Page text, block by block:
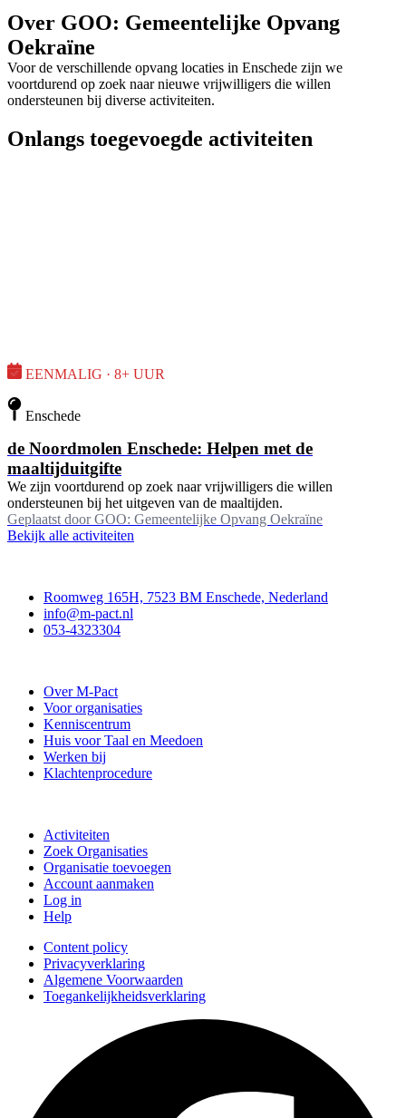
Over GOO: Gemeentelijke Opvang
Oekraïne
Voor de verschillende opvang locaties in Enschede zijn we
voortdurend op zoek naar nieuwe vrijwilligers die willen
ondersteunen bij diverse activiteiten.
Onlangs toegevoegde activiteiten
EENMALIG · 8+ UUR
Enschede
de Noordmolen Enschede: Helpen met de
maaltijduitgifte
We zijn voortdurend op zoek naar vrijwilligers die willen
ondersteunen bij het uitgeven van de maaltijden.
Geplaatst door GOO: Gemeentelijke Opvang Oekraïne
Bekijk alle activiteiten
Roomweg 165H, 7523 BM Enschede, Nederland
info@m-pact.nl
053-4323304
Over M-Pact
Voor organisaties
Kenniscentrum
Huis voor Taal en Meedoen
Werken bij
Klachtenprocedure
Activiteiten
Zoek Organisaties
Organisatie toevoegen
Account aanmaken
Log in
Help
Content policy
Privacyverklaring
Algemene Voorwaarden
Toegankelijkheidsverklaring